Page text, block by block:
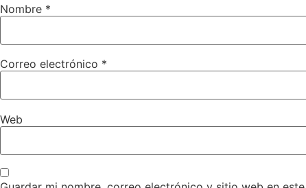
Nombre *
Correo electrónico *
Web